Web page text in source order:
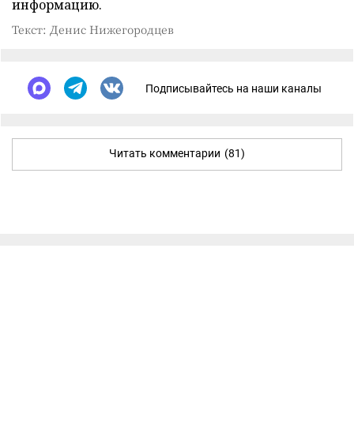
информацию.
Текст: Денис Нижегородцев
Подписывайтесь на наши каналы
Читать комментарии (81)